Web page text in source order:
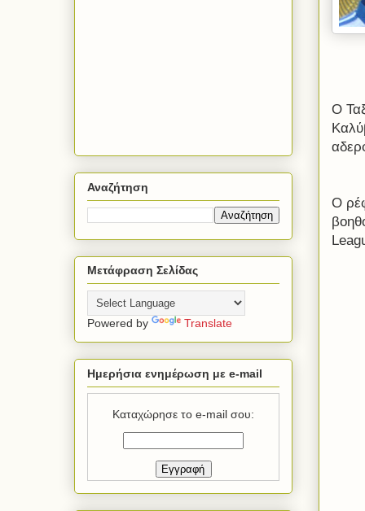
Ο
Ο
Αναζήτηση
Μετάφραση Σελίδας
Powered by Translate
Ημερήσια ενημέρωση με e-mail
Καταχώρησε το e-mail σου: